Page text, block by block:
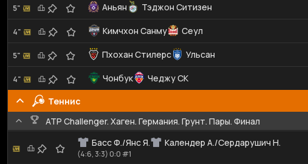
5" Аньян Тэджон Ситизен
4" Кимчхон Санму Сеул
5" Пхохан Стилерс Ульсан
4" Чонбук Чеджу СК
Теннис
ATP Challenger. Хаген. Германия. Грунт. Пары. Финал
Басс Ф./Янс Я.
Календер А./Сердарушич Н.
(4:6, 3:3) 0:0 #1